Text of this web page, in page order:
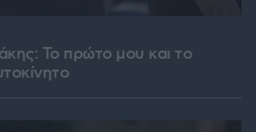
Το πρώτο μου και το